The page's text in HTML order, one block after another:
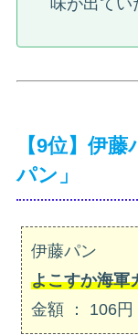
味が出てい
【9位】伊
パン」
伊藤パン
よこすか海軍
金額 ： 106円